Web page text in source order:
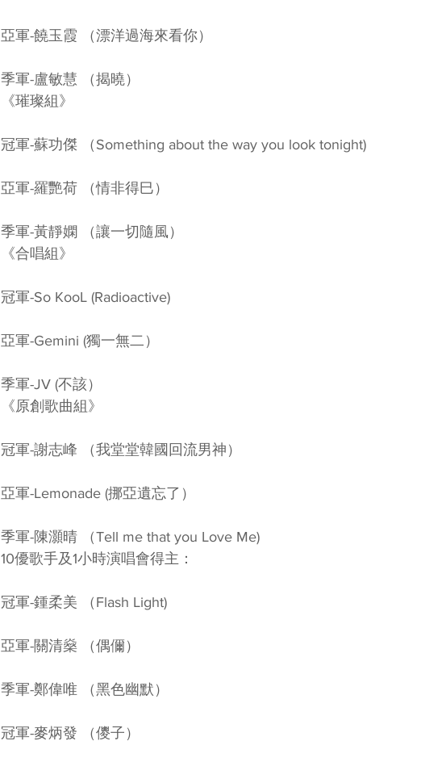
亞軍-饒玉霞 （漂洋過海來看你）
季軍-盧敏慧 （揭曉）
《璀璨組》
冠軍-蘇功傑 （Something about the way you look tonight)
亞軍-羅艷荷 （情非得巳）
季軍-黃靜嫻 （讓一切隨風）
《合唱組》
冠軍-So KooL (Radioactive)
亞軍-Gemini (獨一無二）
季軍-JV (不該）
《原創歌曲組》
冠軍-謝志峰 （我堂堂韓國回流男神）
亞軍-Lemonade (挪亞遺忘了）
季軍-陳灝晴 （Tell me that you Love Me)
10優歌手及1小時演唱會得主：
冠軍-鍾柔美 （Flash Light)
亞軍-關清燊 （偶儞）
季軍-鄭偉唯 （黑色幽默）
冠軍-麥炳發 （儍子）